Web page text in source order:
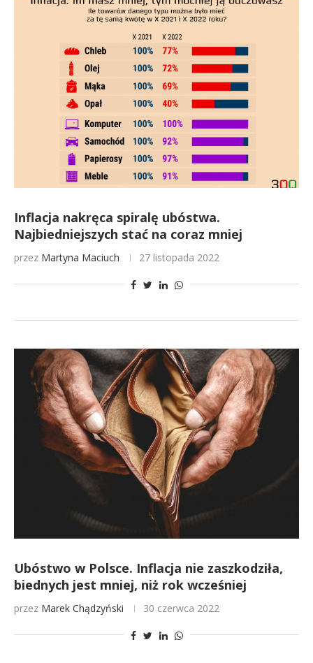
Inflacja nakręca spiralę ubóstwa.
Najbiedniejszych stać na coraz mniej
przez Martyna Maciuch 27 listopada 2022
Ubóstwo w Polsce. Inflacja nie zaszkodziła,
biednych jest mniej, niż rok wcześniej
przez Marek Chądzyński 30 czerwca 2022